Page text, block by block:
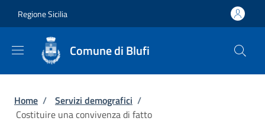
Regione Sicilia
Comune di Blufi
Briciole di pane
Home / Servizi demografici /
Costituire una convivenza di fatto